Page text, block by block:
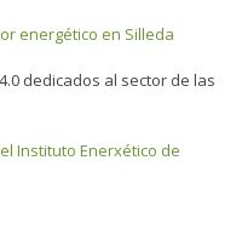
energético en Silleda
dedicados al sector de las
Instituto Enerxético de